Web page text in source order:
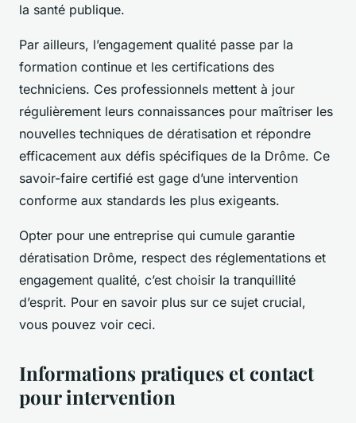
la santé publique.
Par ailleurs, l’engagement qualité passe par la
formation continue et les certifications des
techniciens. Ces professionnels mettent à jour
régulièrement leurs connaissances pour maîtriser les
nouvelles techniques de dératisation et répondre
efficacement aux défis spécifiques de la Drôme. Ce
savoir-faire certifié est gage d’une intervention
conforme aux standards les plus exigeants.
Opter pour une entreprise qui cumule garantie
dératisation Drôme, respect des réglementations et
engagement qualité, c’est choisir la tranquillité
d’esprit. Pour en savoir plus sur ce sujet crucial,
vous pouvez voir ceci.
Informations pratiques et contact
pour intervention